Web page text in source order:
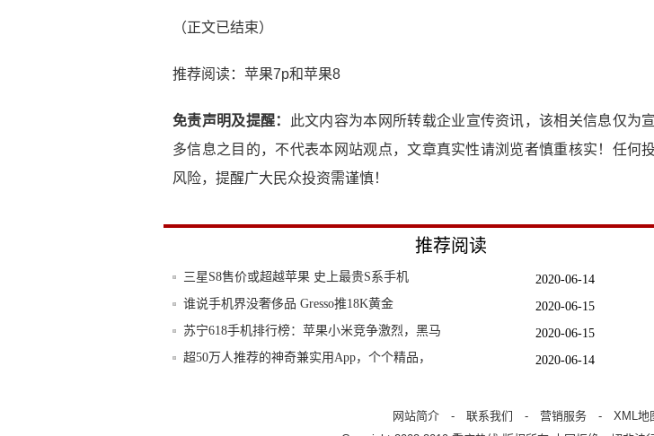
（正文已结束）
推荐阅读： 苹果7p和苹果8
免责声明及提醒：
此文内容为本网所转载企业宣传资讯，该相关信息仅为
多信息之目的，不代表本网站观点，文章真实性请浏览者慎重核实！任何
风险，提醒广大民众投资需谨慎！
推荐阅读
2020-06-14
三星S8售价或超越苹果 史上最贵S系手机
2020-06-15
谁说手机界没奢侈品 Gresso推18K黄金
2020-06-15
苏宁618手机排行榜：苹果小米竞争激烈，黑马
2020-06-14
超50万人推荐的神奇兼实用App，个个精品，
2020-06-15
LV联名苹果跨界，首发24K金老花iPhon网站简介 - 联系我们 - 营销服务 - XML地